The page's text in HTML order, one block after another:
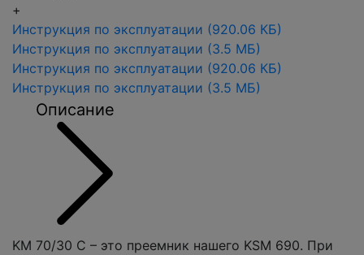
+
Инструкция по эксплуатации (920.06 КБ)
Инструкция по эксплуатации (3.5 МБ)
Инструкция по эксплуатации (920.06 КБ)
Инструкция по эксплуатации (3.5 МБ)
Описание
KM 70/30 C – это преемник нашего KSM 690. При